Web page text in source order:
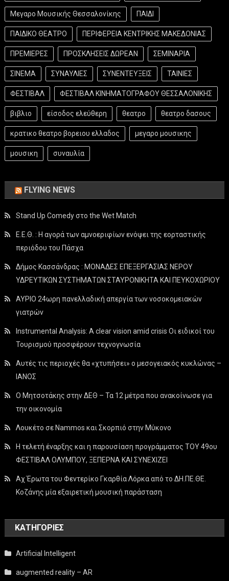
Μεγαρο Μουσικής Θεσσαλονίκης ΠΑΙΔΙ
ΠΑΙΔΙΚΟ ΘΕΑΤΡΟ ΠΕΡΙΦΕΡΕΙΑ ΚΕΝΤΡΙΚΗΣ ΜΑΚΕΔΟΝΙΑΣ
ΠΡΕΜΙΕΡΕΣ ΠΡΟΣΚΛΗΣΕΙΣ ΔΩΡΕΑΝ ΣΕΜΙΝΑΡΙΑ
ΣΙΝΕΜΑ ΣΥΝΑΥΛΙΕΣ ΣΥΝΕΝΤΕΥΞΕΙΣ ΤΑΙΝΙΕΣ
ΦΕΣΤΙΒΑΛ ΦΕΣΤΙΒΑΛ ΚΙΝΗΜΑΤΟΓΡΑΦΟΥ ΘΕΣΣΑΛΟΝΙΚΗΣ
βιβλιο είσοδος ελεύθερη θεατρο θεατρο δασους
κρατικο θεατρο βορειου ελλαδος μεγαρο μουσικης
μουσικη συναυλία
FLYING NEWS
Stand Up Comedy στο the Wet Match
Ε.Ε.Θ. : Η αγορά των αμνοεριφίων ενόψει της εορταστικής
περιόδου του Πάσχα
Δήμος Κασσάνδρας : ΜΟΝΑΔΕΣ ΕΠΕΞΕΡΓΑΣΙΑΣ ΝΕΡΟΥ
ΥΔΡΕΥΤΙΚΩΝ ΣΥΣΤΗΜΑΤΩΝ ΣΤΑΥΡΟΝΙΚΗΤΑ ΚΑΙ ΠΕΥΚΟΧΩΡΙΟΥ
ΑΥΡΙΟ 24ωρη πανελλαδική απεργία των νοσοκομειακών
γιατρών
Instrumental Analysis: A clear vision amid crisis Οι ειδικοί του
Τουρισμού προσφέρουν τεχνογνωσία
Αυτές τις περιοχές θα «χτυπήσει» ο μεσογειακός κυκλώνας –
ΙΑΝΟΣ
Ο Μητσοτάκης στην ΔΕΘ – Τα 12 μέτρα που ανακοίνωσε για
την οικονομία
Λουκέτο σε Nammos και Σκορπιό στην Μύκονο
Η τελετή έναρξης και η παρουσίαση προγράμματος ΤΟΥ 49ου
ΦΕΣΤΙΒΑΛ ΟΛΥΜΠΟΥ, ΞΕΠΕΡΝΑ ΚΑΙ ΣΥΝΕΧΙΖΕΙ
Αχ Έρωτα του Φεντερίκο Γκαρθία Λόρκα από το ΔΗ.ΠΕ.ΘΕ.
Κοζάνης μία εξαιρετική μουσική παράσταση
KΑΤΗΓΟΡΊΕΣ
Artificial Intelligent
augmented reality – AR